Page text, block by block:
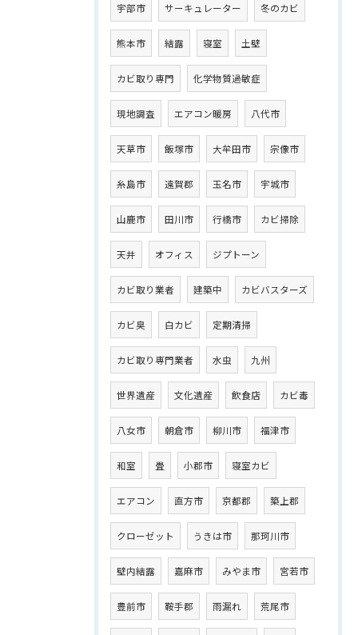
宇部市 サーキュレーター 冬のカビ
熊本市 結露 寝室 土壁
カビ取り専門 化学物質過敏症
現地調査 エアコン暖房 八代市
天草市 飯塚市 大牟田市 宗像市
糸島市 遠賀郡 玉名市 宇城市
山鹿市 田川市 行橋市 カビ掃除
天井 オフィス ジプトーン
カビ取り業者 建築中 カビバスターズ
カビ臭 白カビ 定期清掃
カビ取り専門業者 水虫 九州
世界遺産 文化遺産 飲食店 カビ毒
八女市 朝倉市 柳川市 福津市
和室 畳 小郡市 寝室カビ
エアコン 直方市 京都郡 築上郡
クローゼット うきは市 那珂川市
壁内結露 嘉麻市 みやま市 宮若市
豊前市 鞍手郡 雨漏れ 荒尾市